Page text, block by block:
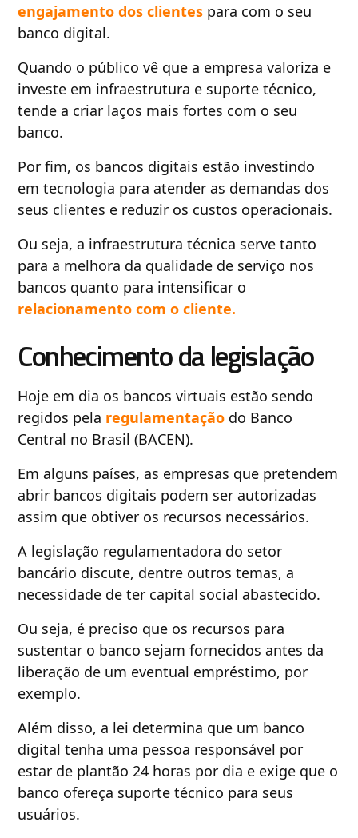
engajamento dos clientes para com o seu
banco digital.
Quando o público vê que a empresa valoriza e
investe em infraestrutura e suporte técnico,
tende a criar laços mais fortes com o seu
banco.
Por fim, os bancos digitais estão investindo
em tecnologia para atender as demandas dos
seus clientes e reduzir os custos operacionais.
Ou seja, a infraestrutura técnica serve tanto
para a melhora da qualidade de serviço nos
bancos quanto para intensificar o
relacionamento com o cliente.
Conhecimento da legislação
Hoje em dia os bancos virtuais estão sendo
regidos pela regulamentação do Banco
Central no Brasil (BACEN).
Em alguns países, as empresas que pretendem
abrir bancos digitais podem ser autorizadas
assim que obtiver os recursos necessários.
A legislação regulamentadora do setor
bancário discute, dentre outros temas, a
necessidade de ter capital social abastecido.
Ou seja, é preciso que os recursos para
sustentar o banco sejam fornecidos antes da
liberação de um eventual empréstimo, por
exemplo.
Além disso, a lei determina que um banco
digital tenha uma pessoa responsável por
estar de plantão 24 horas por dia e exige que o
banco ofereça suporte técnico para seus
usuários.